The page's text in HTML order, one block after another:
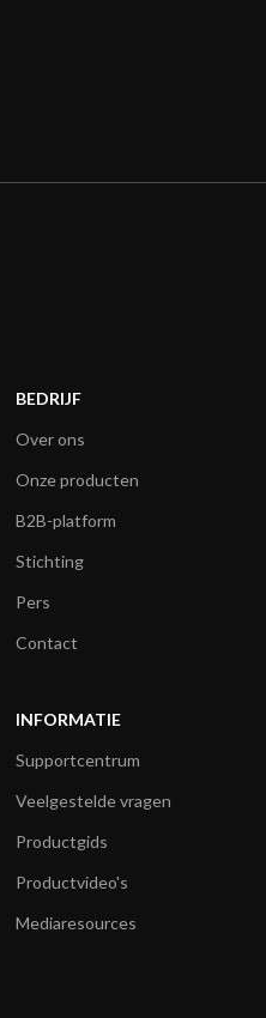
BEDRIJF
Over ons
Onze producten
B2B-platform
Stichting
Pers
Contact
INFORMATIE
Supportcentrum
Veelgestelde vragen
Productgids
Productvideo's
Mediaresources